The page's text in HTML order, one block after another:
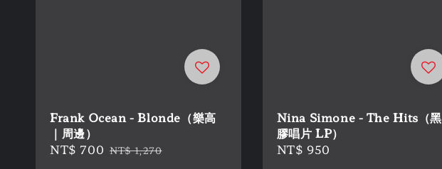
Frank Ocean - Blonde（樂高
｜周邊）
Sale
NT$ 700 Regular
NT$ 1,270
Nina Simone - The Hits（黑
膠唱片 LP）
Regular
NT$ 950